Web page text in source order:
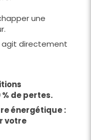
une
agit directement
de pertes.
énergétique :
votre